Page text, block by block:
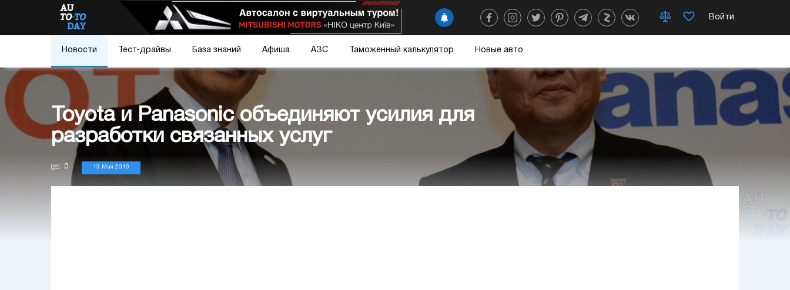
Войти
Новости Тест-драйвы База знаний Афиша АЗС Таможенный калькулятор Новые авто
Toyota и Panasonic объединяют усилия для
разработки связанных услуг
0 13 Мая 2019